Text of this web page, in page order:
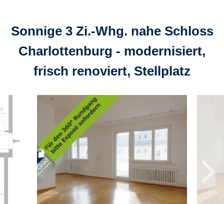
Sonnige 3 Zi.-Whg. nahe Schloss
Charlottenburg - modernisiert,
frisch renoviert, Stellplatz